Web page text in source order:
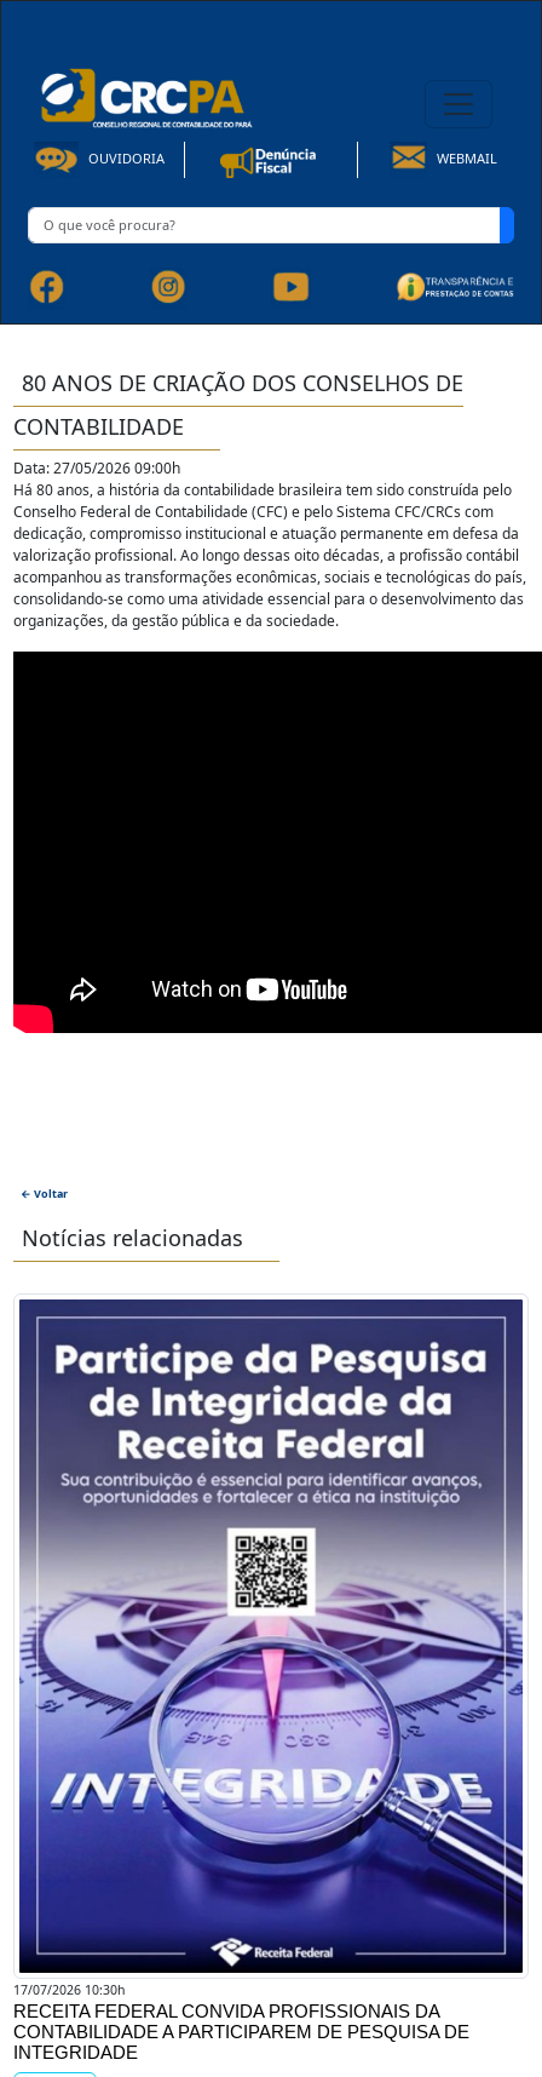
OUVIDORIA WEBMAIL
80 ANOS DE CRIAÇÃO DOS CONSELHOS DE
CONTABILIDADE
Data: 27/05/2026 09:00h
Há 80 anos, a história da contabilidade brasileira tem sido construída pelo
Conselho Federal de Contabilidade (CFC) e pelo Sistema CFC/CRCs com
dedicação, compromisso institucional e atuação permanente em defesa da
valorização profissional. Ao longo dessas oito décadas, a profissão contábil
acompanhou as transformações econômicas, sociais e tecnológicas do país,
consolidando-se como uma atividade essencial para o desenvolvimento das
organizações, da gestão pública e da sociedade.
← Voltar
Notícias relacionadas
17/07/2026 10:30h
RECEITA FEDERAL CONVIDA PROFISSIONAIS DA
CONTABILIDADE A PARTICIPAREM DE PESQUISA DE
INTEGRIDADE